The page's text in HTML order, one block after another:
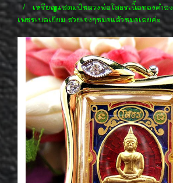
เหรียญแสตมป์หลวงพ่อโสธรเนื้อทองคำล
เพชรเบลเยี่ยม สวยเจงๆหมดแล้วหมดเลยค่ะ